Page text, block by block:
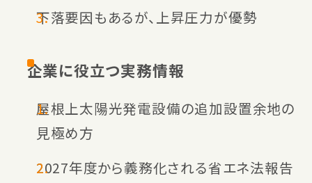
下落要因もあるが、上昇圧力が優勢
企業に役立つ実務情報
屋根上太陽光発電設備の追加設置余地の
見極め方
2027年度から義務化される省エネ法報告